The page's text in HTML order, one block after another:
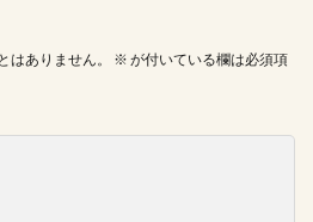
はありません。 ※ が付いている欄は必須項